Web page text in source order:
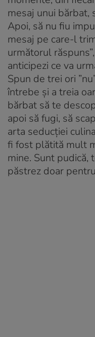
mesaj unui bărbat,
Apoi, să nu fiu
mesaj pe care-l
următorul
anticipezi ce va
Spun de trei ori
întrebe și a treia
bărbat să te
apoi să fugi, să
arta seducției
fi fost plătită mult
mine. Sunt pudică,
păstrez doar